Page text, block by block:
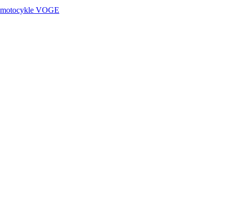
motocykle VOGE